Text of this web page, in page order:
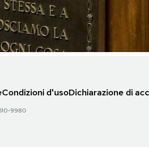
Condizioni d'usoDichiarazione di
9980